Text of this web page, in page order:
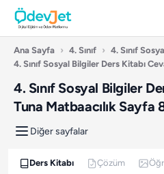
Ana Sayfa › 4. Sınıf › 4. Sınıf
4. Sınıf Sosyal Bilgiler Ders Kitabı
4. Sınıf Sosyal Bilgiler
Tuna Matbaacılık Sayfa
Diğer sayfalar
Ders Kitabı Çözüm